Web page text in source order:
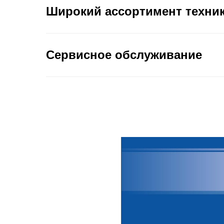
Широкий ассортимент
Сервисное обслуживание